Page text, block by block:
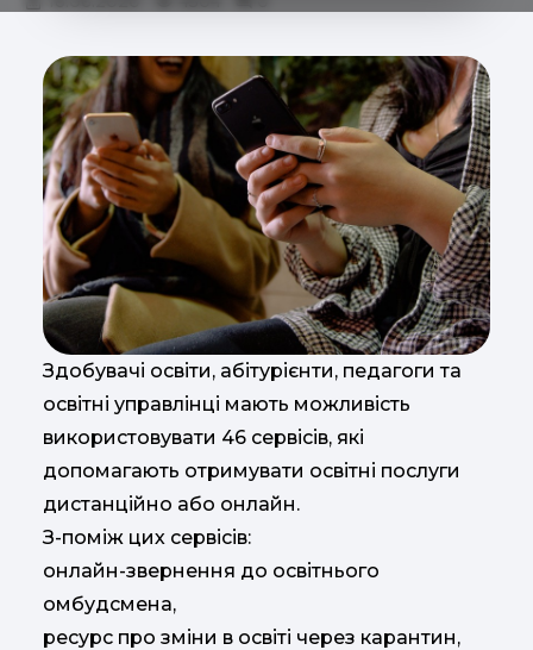
Здобувачі освіти, абітурієнти, педагоги та
освітні управлінці мають можливість
використовувати 46 сервісів, які
допомагають отримувати освітні послуги
дистанційно або онлайн.
З-поміж цих сервісів:
онлайн-звернення до освітнього
омбудсмена,
ресурс про зміни в освіті через карантин,